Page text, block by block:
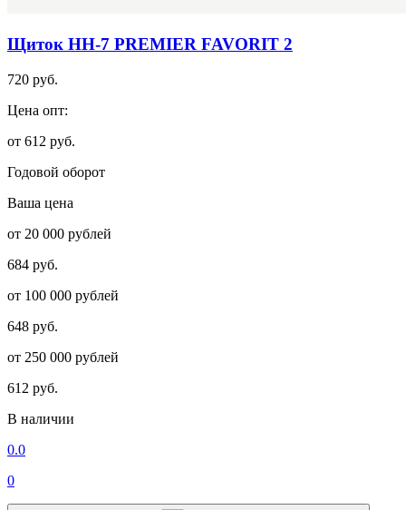
Щиток НН-7 PREMIER FAVORIT 2
720 руб.
Цена опт:
от 612 руб.
Годовой оборот
Ваша цена
от 20 000 рублей
684 руб.
от 100 000 рублей
648 руб.
от 250 000 рублей
612 руб.
В наличии
0.0
0